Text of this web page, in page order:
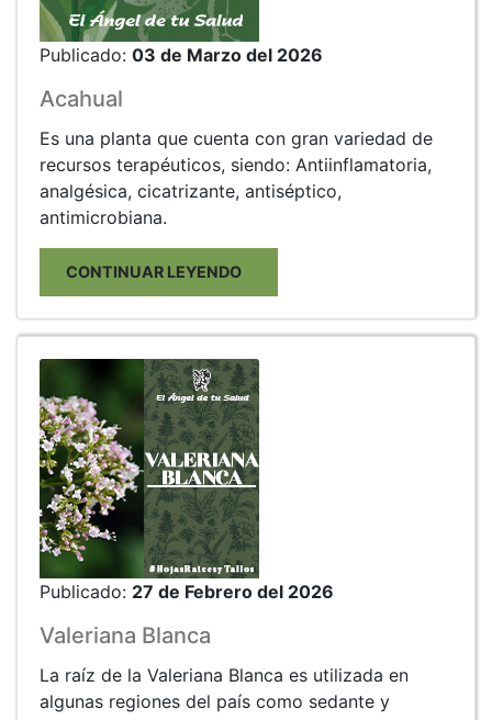
Publicado: 03 de Marzo del 2026
Acahual
Es una planta que cuenta con gran variedad de
recursos terapéuticos, siendo: Antiinflamatoria,
analgésica, cicatrizante, antiséptico,
antimicrobiana.
CONTINUAR LEYENDO
Publicado: 27 de Febrero del 2026
Valeriana Blanca
La raíz de la Valeriana Blanca es utilizada en
algunas regiones del país como sedante y